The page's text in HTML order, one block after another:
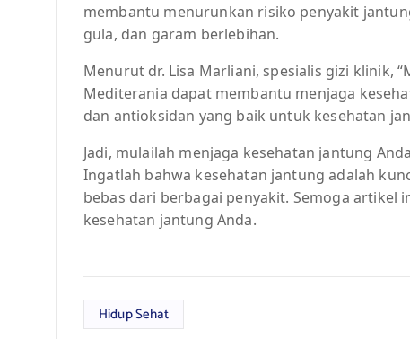
membantu menurunkan risiko penyakit
gula, dan garam berlebihan.
Menurut dr. Lisa Marliani, spesialis gizi klinik,
Mediterania dapat membantu menjaga
dan antioksidan yang baik untuk kesehatan
Jadi, mulailah menjaga kesehatan jantung
Ingatlah bahwa kesehatan jantung adalah
bebas dari berbagai penyakit. Semoga artikel
kesehatan jantung Anda.
Hidup Sehat